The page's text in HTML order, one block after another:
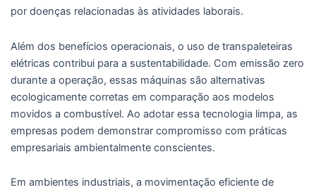
por doenças relacionadas às atividades laborais.
Além dos benefícios operacionais, o uso de transpaleteiras
elétricas contribui para a sustentabilidade. Com emissão zero
durante a operação, essas máquinas são alternativas
ecologicamente corretas em comparação aos modelos
movidos a combustível. Ao adotar essa tecnologia limpa, as
empresas podem demonstrar compromisso com práticas
empresariais ambientalmente conscientes.
Em ambientes industriais, a movimentação eficiente de